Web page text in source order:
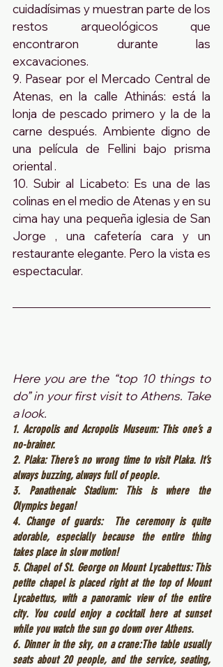
cuidadísimas y muestran parte de los
restos arqueológicos que
encontraron durante las
excavaciones.
9. Pasear por el Mercado Central de
Atenas, en la calle Athinás: está la
lonja de pescado primero y la de la
carne después. Ambiente digno de
una película de Fellini bajo prisma
oriental .
10. Subir al Licabeto: Es una de las
colinas en el medio de Atenas y en su
cima hay una pequeña iglesia de San
Jorge , una cafetería cara y un
restaurante elegante. Pero la vista es
espectacular.
Here you are the “top 10 things to
do” in your first visit to Athens. Take
a look.
1. Acropolis and Acropolis Museum: This one’s a
no-brainer.
2. Plaka: There’s no wrong time to visit Plaka. It’s
always buzzing, always full of people.
3. Panathenaic Stadium: This is where the
Olympics began!
4. Change of guards:  The ceremony is quite
adorable, especially because the entire thing
takes place in slow motion!
5. Chapel of St. George on Mount Lycabettus: This
petite chapel is placed right at the top of Mount
Lycabettus, with a panoramic view of the entire
city. You could enjoy a cocktail here at sunset
while you watch the sun go down over Athens.
6. Dinner in the sky, on a crane:The table usually
seats about 20 people, and the service, seating,